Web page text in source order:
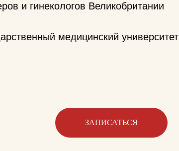
и гинекологов Великобритании
медицинский университет
ЗАПИСАТЬСЯ